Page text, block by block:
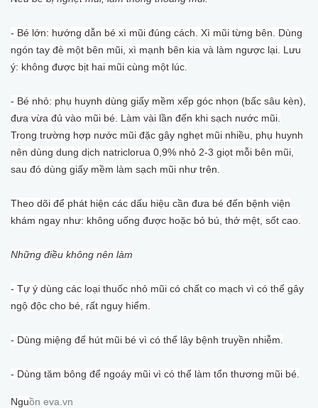
- Bé lớn: hướng dẫn bé xì mũi đúng cách. Xì mũi từng bên. Dùng
ngón tay đè một bên mũi, xì mạnh bên kia và làm ngược lại. Lưu
ý: không được bịt hai mũi cùng một lúc.
- Bé nhỏ: phụ huynh dùng giấy mềm xếp góc nhọn (bấc sâu kèn),
đưa vừa đủ vào mũi bé. Làm vài lần đến khi sạch nước mũi.
Trong trường hợp nước mũi đặc gây nghẹt mũi nhiều, phụ huynh
nên dùng dung dịch natriclorua 0,9% nhỏ 2-3 giọt mỗi bên mũi,
sau đó dùng giấy mềm làm sạch mũi như trên.
Theo dõi để phát hiện các dấu hiệu cần đưa bé đến bệnh viện
khám ngay như: không uống được hoặc bỏ bú, thở mệt, sốt cao.
Những điều không nên làm
- Tự ý dùng các loại thuốc nhỏ mũi có chất co mạch vì có thể gây
ngộ độc cho bé, rất nguy hiểm.
- Dùng miệng để hút mũi bé vì có thể lây bệnh truyền nhiễm.
- Dùng tăm bông để ngoáy mũi vì có thể làm tổn thương mũi bé.
Nguồn eva.vn